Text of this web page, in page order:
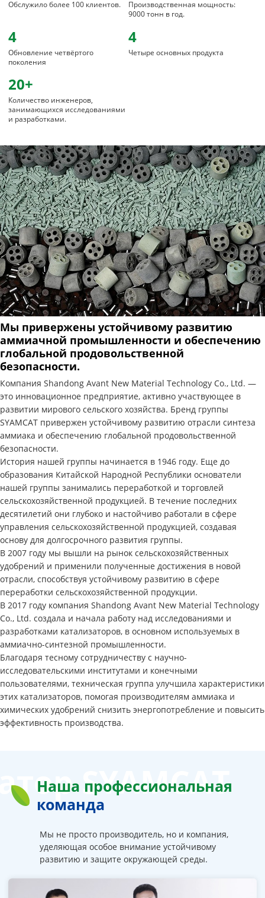
Обслужило более 100 клиентов.
Производственная мощность:
9000 тонн в год.
4
Обновление четвёртого
поколения
4
Четыре основных продукта
20+
Количество инженеров,
занимающихся исследованиями
и разработками.
Мы привержены устойчивому развитию
аммиачной промышленности и обеспечению
глобальной продовольственной
безопасности.
Компания Shandong Avant New Material Technology Co., Ltd. —
это инновационное предприятие, активно участвующее в
развитии мирового сельского хозяйства. Бренд группы
SYAMCAT привержен устойчивому развитию отрасли синтеза
аммиака и обеспечению глобальной продовольственной
безопасности.
История нашей группы начинается в 1946 году. Еще до
образования Китайской Народной Республики основатели
нашей группы занимались переработкой и торговлей
сельскохозяйственной продукцией. В течение последних
десятилетий они глубоко и настойчиво работали в сфере
управления сельскохозяйственной продукцией, создавая
основу для долгосрочного развития группы.
В 2007 году мы вышли на рынок сельскохозяйственных
удобрений и применили полученные достижения в новой
отрасли, способствуя устойчивому развитию в сфере
переработки сельскохозяйственной продукции.
В 2017 году компания Shandong Avant New Material Technology
Co., Ltd. создала и начала работу над исследованиями и
разработками катализаторов, в основном используемых в
аммиачно-синтезной промышленности.
Благодаря тесному сотрудничеству с научно-
исследовательскими институтами и конечными
пользователями, техническая группа улучшила характеристики
этих катализаторов, помогая производителям аммиака и
химических удобрений снизить энергопотребление и повысить
эффективность производства.
Наша профессиональная
команда
SYAMCAT
Мы не просто производитель, но и компания,
уделяющая особое внимание устойчивому
развитию и защите окружающей среды.